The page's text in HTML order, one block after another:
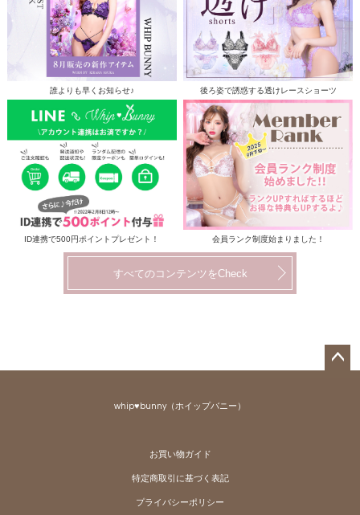
誰よりも早くお知らせ♪ 後ろ姿で誘惑する透けレースショーツ
ID連携で500円ポイントプレゼント！ 会員ランク制度始まりました！
すべてのコンテンツをCheck
whip♥bunny（ホイップバニー）
お買い物ガイド
特定商取引に基づく表記
プライバシーポリシー